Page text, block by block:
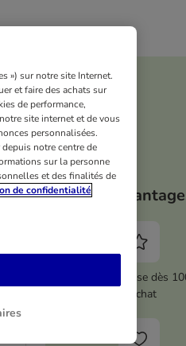
Vos
5 % de remise dès
d'achat
») sur notre site Internet.
et faire des achats sur
de performance,
site internet et de vous
personnalisées.
notre centre de
sur la personne
et des finalités de
de confidentialité